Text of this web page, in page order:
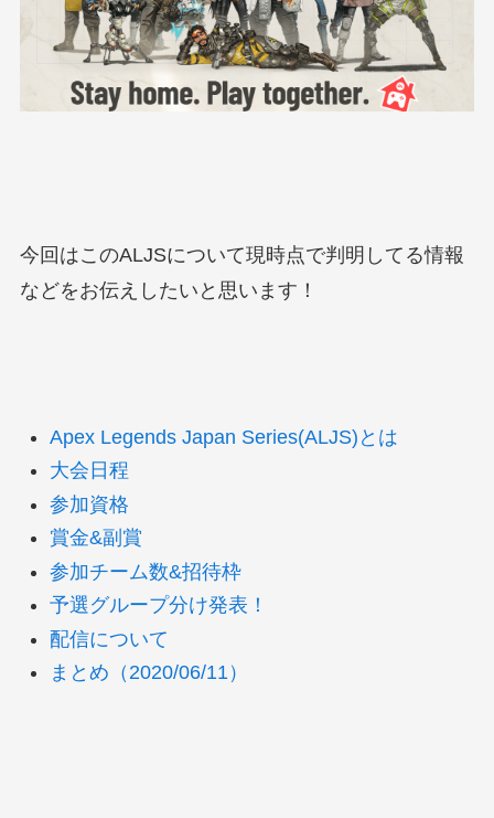
今回はこのALJSについて現時点で判明してる情報
などをお伝えしたいと思います！
Apex Legends Japan Series(ALJS)とは
大会日程
参加資格
賞金&副賞
参加チーム数&招待枠
予選グループ分け発表！
配信について
まとめ（2020/06/11）